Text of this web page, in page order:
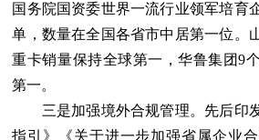
国务院国资委世界一流行业领军培育
单，数量在全国各省市中居第一位。
重卡销量保持全球第一，华鲁集团9
第一。
三是加强境外合规管理。先后印
指引》《关于进一步加强省属企业